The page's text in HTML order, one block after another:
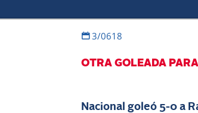
3/0618
OTRA GOLEADA
Nacional goleó 5-0 a